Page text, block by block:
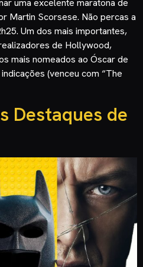
uma excelente maratona de
Martin Scorsese. Não percas a
Um dos mais importantes,
de Hollywood,
mais nomeados ao Óscar de
(venceu com “The
Destaques de